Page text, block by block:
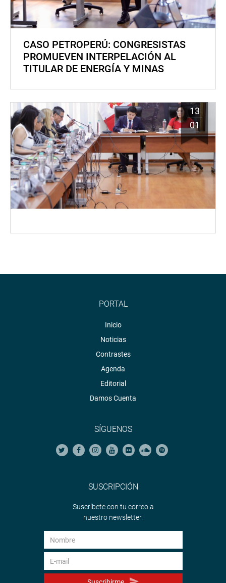
CASO PETROPERÚ: CONGRESISTAS
PROMUEVEN INTERPELACIÓN AL
TITULAR DE ENERGÍA Y MINAS
13
01
PORTAL
Inicio
Noticias
Contrastes
Agenda
Editorial
Damos Cuenta
SÍGUENOS
SUSCRIPCIÓN
Suscríbete con tu correo a
nuestro newsletter.